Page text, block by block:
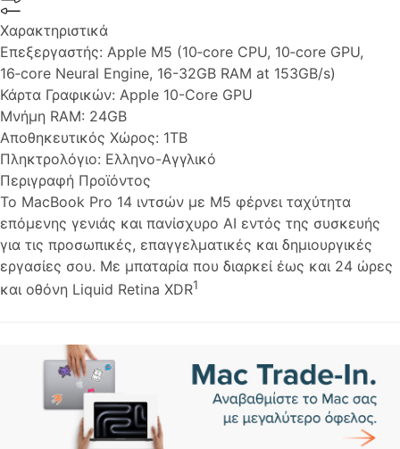
Χαρακτηριστικά
Επεξεργαστής: Apple M5 (10‑core CPU, 10‑core GPU,
16‑core Neural Engine, 16-32GB RAM at 153GB/s)
Κάρτα Γραφικών: Apple 10-Core GPU
Μνήμη RAM: 24GB
Αποθηκευτικός Χώρος: 1TB
Πληκτρολόγιο: Ελληνο-Αγγλικό
Περιγραφή Προϊόντος
Το MacBook Pro 14 ιντσών με M5 φέρνει ταχύτητα
επόμενης γενιάς και πανίσχυρο AI εντός της συσκευής
για τις προσωπικές, επαγγελματικές και δημιουργικές
εργασίες σου. Με μπαταρία που διαρκεί έως και 24 ώρες
και οθόνη Liquid Retina XDR1